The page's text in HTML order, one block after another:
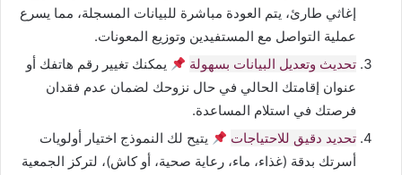
إغاثي طارئ، يتم العودة مباشرة للبيانات المسجلة، مما يسرع
عملية التواصل مع المستفيدين وتوزيع المعونات.
تحديث وتعديل البيانات بسهولة
يمكنك تغيير رقم هاتفك أو
عنوان إقامتك الحالي في حال نزوحك لضمان عدم فقدان
فرصتك في استلام المساعدة.
تحديد دقيق للاحتياجات
يتيح لك النموذج اختيار أولويات
أسرتك بدقة (غذاء، ماء، رعاية صحية، أو كاش)، لتركز الجمعية